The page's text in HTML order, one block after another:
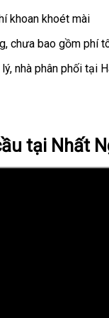
khoan khoét mài
chưa bao gồm phí
nhà phân phối tại
tại Nhất